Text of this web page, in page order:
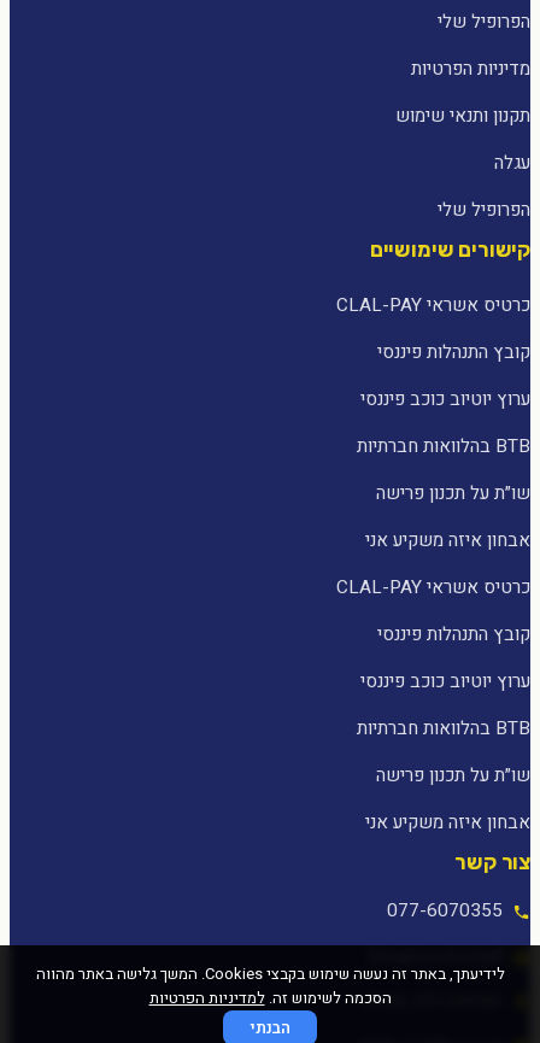
הפרופיל שלי
מדיניות הפרטיות
תקנון ותנאי שימוש
עגלה
הפרופיל שלי
קישורים שימושיים
כרטיס אשראי CLAL-PAY
קובץ התנהלות פיננסי
ערוץ יוטיוב כוכב פיננסי
BTB בהלוואות חברתיות
שו״ת על תכנון פרישה
אבחון איזה משקיע אני
כרטיס אשראי CLAL-PAY
קובץ התנהלות פיננסי
ערוץ יוטיוב כוכב פיננסי
BTB בהלוואות חברתיות
שו״ת על תכנון פרישה
אבחון איזה משקיע אני
צור קשר
077-6070355
לידיעתך, באתר זה נעשה שימוש בקבצי Cookies. המשך גלישה באתר מהווה
הסכמה לשימוש זה.למדיניות הפרטיות
הבנתי